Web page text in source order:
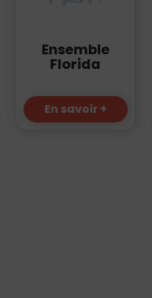
Ensemble
Florida
En savoir +